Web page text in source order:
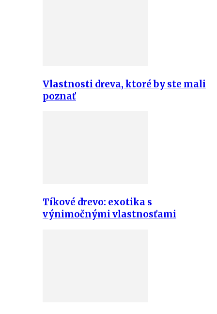
Vlastnosti dreva, ktoré by ste mali
poznať
Tíkové drevo: exotika s
výnimočnými vlastnosťami